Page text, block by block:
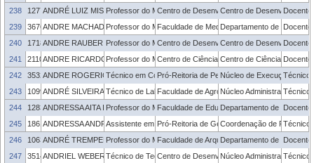
238
1277157ANDRÉ LUIZ MISSIOProfessor do Magistério Superior
Centro de Desenvolvimento Tecnológico
Centro de
Docente
239
3676131ANDRE MACHADO PATELLAProfessor do Magistério Superior
Faculdade de MedicinaDepartamento de Saúde
Docente
240
1718240ANDRE RAUBER DU BOISProfessor do Magistério Superior
Centro de Desenvolvimento Tecnológico
Centro de
Docente
241
2110831ANDRE RICARDO FAJARDOProfessor do Magistério Superior
Centro de Ciências Químicas, Farmacêuticas
Centro de CiênciasDocente
242
3532091ANDRE ROGERIO VARGAS GARCIA
Técnico em ContabilidadePró-Reitoria de Pesquisa e Pós-Graduação
Núcleo de ExecuçãoTécnico
243
1099414ANDRÉ SILVEIRA DA SILVATécnico de LaboratórioFaculdade de Agronomia Eliseu Maciel
Núcleo Administrativo -Técnico
244
1283585ANDRESSA AITA IVOProfessor do Magistério Superior
Faculdade de EducaçãoDepartamento de Ensino
Docente
245
1861930ANDRESSA ANDRADE DUQUIAAssistente em AdministraçãoPró-Reitoria de Gestão com Pessoas
Coordenação de
Técnico
246
1063410ANDRÉ TREMPER MINASIProfessor do Magistério Superior
Faculdade de Arquitetura e Urbanismo
Departamento de Docente
247
3514417ANDRIEL WEBER JARDIMTécnico de Tecnologia da Informação
Centro de Desenvolvimento Tecnológico
Núcleo Administrativo -
Técnico